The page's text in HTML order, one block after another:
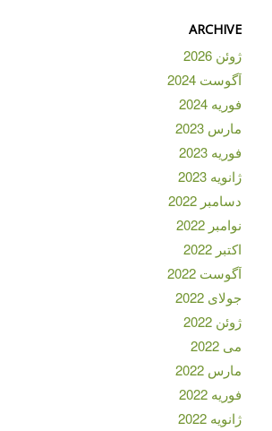
ARCHIVE
ژوئن 2026
آگوست 2024
فوریه 2024
مارس 2023
فوریه 2023
ژانویه 2023
دسامبر 2022
نوامبر 2022
اکتبر 2022
آگوست 2022
جولای 2022
ژوئن 2022
می 2022
مارس 2022
فوریه 2022
ژانویه 2022